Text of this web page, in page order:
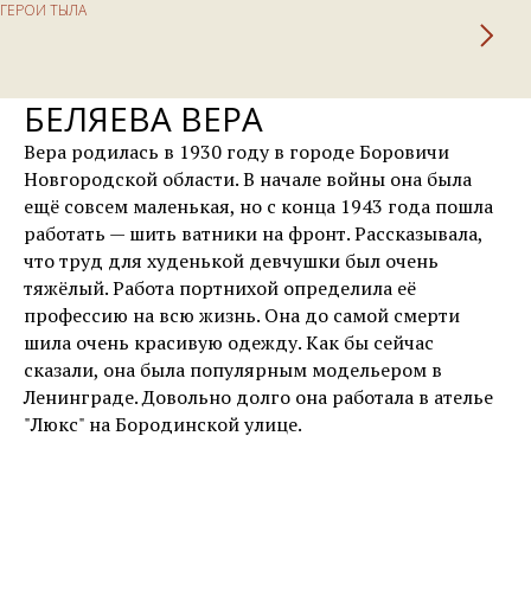
ГЕРОИ ТЫЛА
БЕЛЯЕВА ВЕРА
Вера родилась в 1930 году в городе Боровичи
Новгородской области. В начале войны она была
ещё совсем маленькая, но с конца 1943 года пошла
работать — шить ватники на фронт. Рассказывала,
что труд для худенькой девчушки был очень
тяжёлый. Работа портнихой определила её
профессию на всю жизнь. Она до самой смерти
шила очень красивую одежду. Как бы сейчас
сказали, она была популярным модельером в
Ленинграде. Довольно долго она работала в ателье
"Люкс" на Бородинской улице.